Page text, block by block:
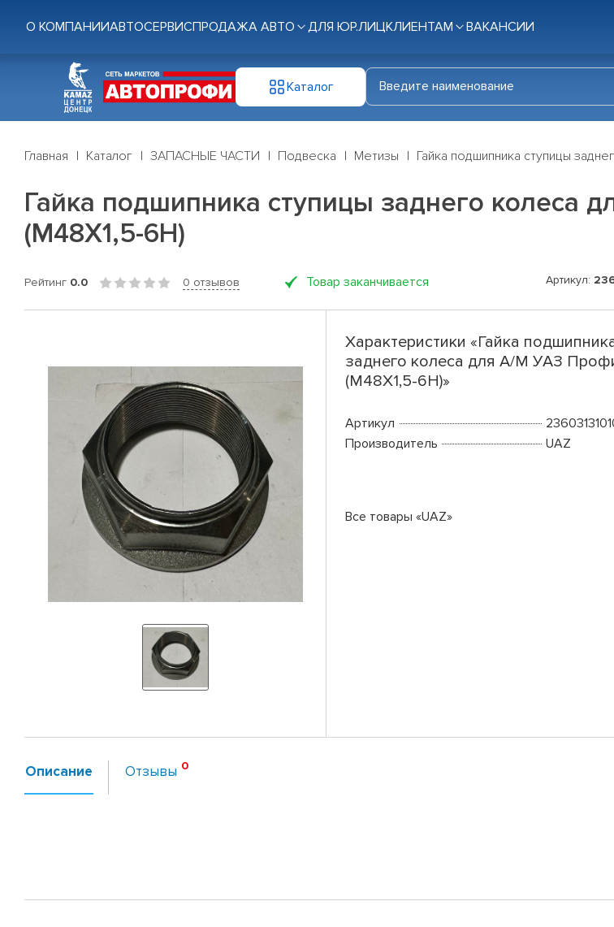
О КОМПАНИИАВТОСЕРВИСПРОДАЖА АВТО ДЛЯ ЮР.ЛИЦКЛИЕНТАМ ВАКАНСИИ
Каталог
Главная Каталог ЗАПАСНЫЕ ЧАСТИ Подвеска Метизы Гайка подшипника ступицы
Гайка подшипника ступицы заднего колеса
(М48Х1,5-6Н)
Рейтинг 0.0 0 отзывов Товар заканчивается Артикул:
Характеристики «Гайка
заднего колеса для А/М УАЗ
(М48Х1,5-6Н)»
Артикул
Производитель
UAZ
Все товары «UAZ»
Описание Отзывы